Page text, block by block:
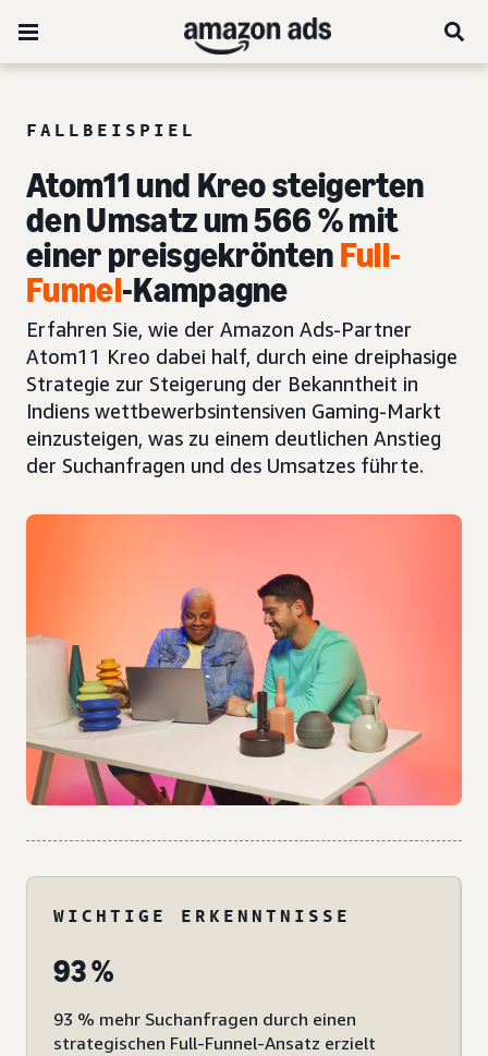
FALLBEISPIEL
Atom11 und Kreo steigerten
den Umsatz um 566 % mit
einer preisgekröntenFull-
Funnel-Kampagne
Erfahren Sie, wie der Amazon Ads-Partner
Atom11 Kreo dabei half, durch eine dreiphasige
Strategie zur Steigerung der Bekanntheit in
Indiens wettbewerbsintensiven Gaming-Markt
einzusteigen, was zu einem deutlichen Anstieg
der Suchanfragen und des Umsatzes führte.
WICHTIGE ERKENNTNISSE
93 %
93 % mehr Suchanfragen durch einen
strategischen Full-Funnel-Ansatz erzielt